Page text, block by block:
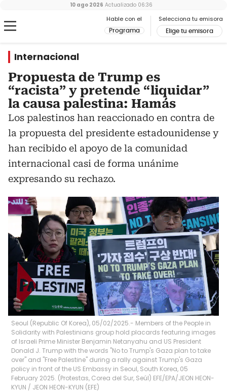
Hable con el
Programa
Selecciona tu emisora
Elige tu emisora
10 ago 2026 Actualizado 06:36
Internacional
Propuesta de Trump es
“racista” y pretende “liquidar”
la causa palestina: Hamás
Los palestinos han reaccionado en contra de
la propuesta del presidente estadounidense y
han recibido el apoyo de la comunidad
internacional casi de forma unánime
expresando su rechazo.
Seoul (Republic Of Korea), 05/02/2025.- Members of the People in
Solidarity with Palestinians group hold placards featuring images
of Israeli Prime Minister Benjamin Netanyahu and US President
Donald J. Trump with the words "No to Trump's Gaza plan to take
over" and "Free Palestine" during a rally against Trump's Gaza
policy in front of the US Embassy in Seoul, South Korea, 05
February 2025. (Protestas, Corea del Sur, Seúl) EFE/EPA/JEON HEON-
KYUN / JEON HEON-KYUN (EFE)